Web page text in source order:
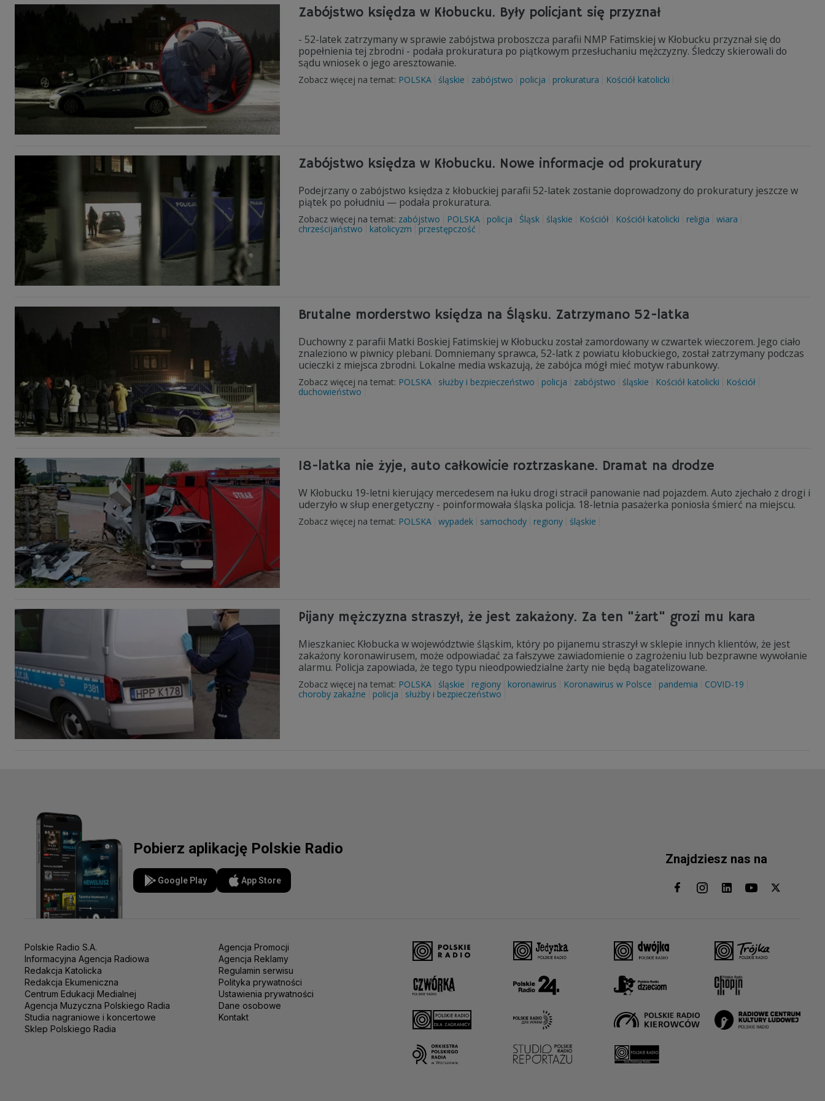
Zabójstwo księdza w Kłobucku. Były policjant się przyznał
- 52-latek zatrzymany w sprawie zabójstwa proboszcza parafii NMP Fatimskiej w Kłobucku przyznał się do
popełnienia tej zbrodni - podała prokuratura po piątkowym przesłuchaniu mężczyzny. Śledczy skierowali do
sądu wniosek o jego aresztowanie.
Zobacz więcej na temat: POLSKA śląskie zabójstwo policja prokuratura Kościół katolicki
Zabójstwo księdza w Kłobucku. Nowe informacje od prokuratury
Podejrzany o zabójstwo księdza z kłobuckiej parafii 52-latek zostanie doprowadzony do prokuratury jeszcze w
piątek po południu — podała prokuratura.
Zobacz więcej na temat: zabójstwo POLSKA policja Śląsk śląskie Kościół Kościół katolicki religia
wiara
chrześcijaństwo
katolicyzm przestępczość
Brutalne morderstwo księdza na Śląsku. Zatrzymano 52-latka
Duchowny z parafii Matki Boskiej Fatimskiej w Kłobucku został zamordowany w czwartek wieczorem. Jego ciało
znaleziono w piwnicy plebani. Domniemany sprawca, 52-latk z powiatu kłobuckiego, został zatrzymany podczas
ucieczki z miejsca zbrodni. Lokalne media wskazują, że zabójca mógł mieć motyw rabunkowy.
Zobacz więcej na temat: POLSKA służby i bezpieczeństwo policja zabójstwo śląskie Kościół katolicki
Kościół
duchowieństwo
18-latka nie żyje, auto całkowicie roztrzaskane. Dramat na drodze
W Kłobucku 19-letni kierujący mercedesem na łuku drogi stracił panowanie nad pojazdem. Auto zjechało z drogi i
uderzyło w słup energetyczny - poinformowała śląska policja. 18-letnia pasażerka poniosła śmierć na miejscu.
Zobacz więcej na temat: POLSKA wypadek samochody regiony śląskie
Pijany mężczyzna straszył, że jest zakażony. Za ten "żart" grozi mu kara
Mieszkaniec Kłobucka w województwie śląskim, który po pijanemu straszył w sklepie innych klientów, że jest
zakażony koronawirusem, może odpowiadać za fałszywe zawiadomienie o zagrożeniu lub bezprawne wywołanie
alarmu. Policja zapowiada, że tego typu nieodpowiedzialne żarty nie będą bagatelizowane.
Zobacz więcej na temat: POLSKA śląskie regiony koronawirus Koronawirus w Polsce pandemia
COVID-19
choroby zakaźne
policja służby i bezpieczeństwo
Pobierz aplikację Polskie Radio
Google Play App Store
Znajdziesz nas na
Polskie Radio S.A.
Informacyjna Agencja Radiowa
Redakcja Katolicka
Redakcja Ekumeniczna
Centrum Edukacji Medialnej
Agencja Muzyczna Polskiego Radia
Studia nagraniowe i koncertowe
Sklep Polskiego Radia
Agencja Promocji
Agencja Reklamy
Regulamin serwisu
Polityka prywatności
Ustawienia prywatności
Dane osobowe
Kontakt